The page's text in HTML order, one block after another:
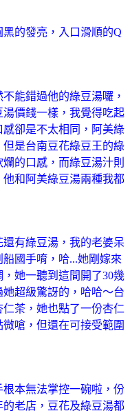
的發亮，入口滑順的Q
能錯過他的綠豆湯囉，
價錢一樣，我覺得吃起
卻是不太相同，阿美綠
是台南豆花綠豆王的綠
的口感，而綠豆湯汁則
和阿美綠豆湯兩種我都
有綠豆湯，我的老婆呆
國手唷，哈...她剛嫁來
她一聽到這間開了30幾
超級驚訝的，哈哈～台
茶，她也點了一份杏仁
嗆，但還在可接受範圍
本無法掌控一碗啦，份
老店，豆花及綠豆湯都